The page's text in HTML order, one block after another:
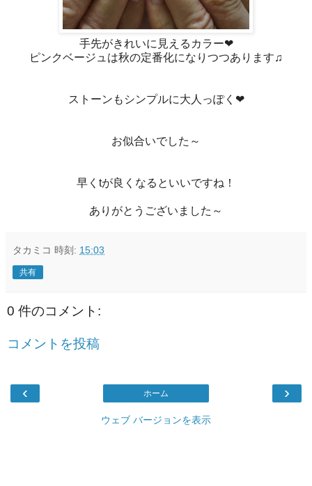
手先がきれいに見えるカラー❤
ピンクベージュは秋の定番化になりつつあります♫
ストーンもシンプルに大人っぽく❤
お似合いでした～
早くtが良くなるといいですね！
ありがとうございました～
タカミコ 時刻: 15:03
共有
0 件のコメント:
コメントを投稿
‹ ›
ホーム
ウェブ バージョンを表示